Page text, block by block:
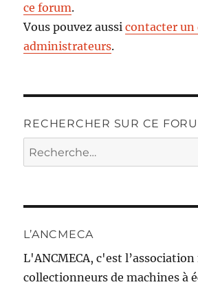
ce forum.
Vous pouvez aussicontacter un
administrateurs.
RECHERCHER SUR CE
Recherche
pour :
L’ANCMECA
L'ANCMECA, c'est
collectionneurs de machines à